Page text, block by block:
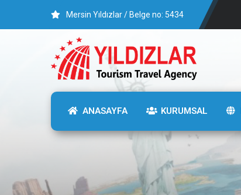
Mersin Yıldızlar / Belge no: 5434
ANASAYFA KURUMSAL